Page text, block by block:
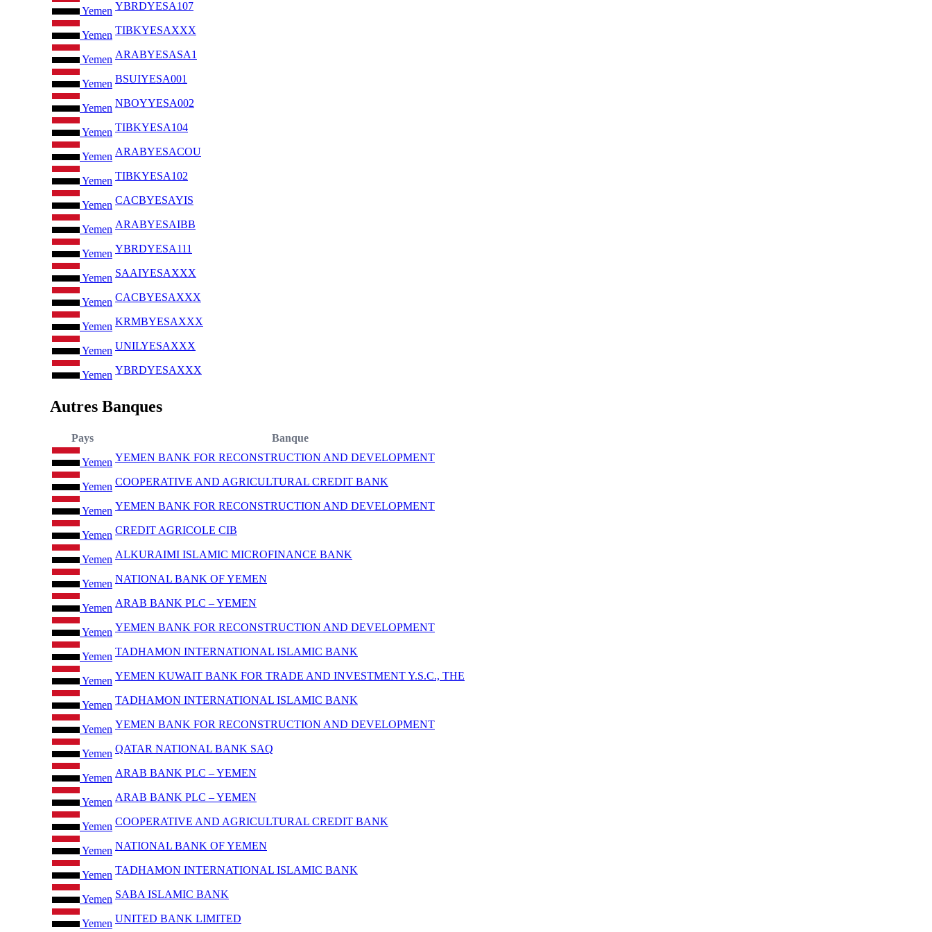
Yemen YBRDYESA107
Yemen TIBKYESAXXX
Yemen ARABYESASA1
Yemen BSUIYESA001
Yemen NBOYYESA002
Yemen TIBKYESA104
Yemen ARABYESACOU
Yemen TIBKYESA102
Yemen CACBYESAYIS
Yemen ARABYESAIBB
Yemen YBRDYESA111
Yemen SAAIYESAXXX
Yemen CACBYESAXXX
Yemen KRMBYESAXXX
Yemen UNILYESAXXX
Yemen YBRDYESAXXX
Autres Banques
Pays Banque
Yemen YEMEN BANK FOR RECONSTRUCTION AND DEVELOPMENT
Yemen COOPERATIVE AND AGRICULTURAL CREDIT BANK
Yemen YEMEN BANK FOR RECONSTRUCTION AND DEVELOPMENT
Yemen CREDIT AGRICOLE CIB
Yemen ALKURAIMI ISLAMIC MICROFINANCE BANK
Yemen NATIONAL BANK OF YEMEN
Yemen ARAB BANK PLC – YEMEN
Yemen YEMEN BANK FOR RECONSTRUCTION AND DEVELOPMENT
Yemen TADHAMON INTERNATIONAL ISLAMIC BANK
Yemen YEMEN KUWAIT BANK FOR TRADE AND INVESTMENT Y.S.C., THE
Yemen TADHAMON INTERNATIONAL ISLAMIC BANK
Yemen YEMEN BANK FOR RECONSTRUCTION AND DEVELOPMENT
Yemen QATAR NATIONAL BANK SAQ
Yemen ARAB BANK PLC – YEMEN
Yemen ARAB BANK PLC – YEMEN
Yemen COOPERATIVE AND AGRICULTURAL CREDIT BANK
Yemen NATIONAL BANK OF YEMEN
Yemen TADHAMON INTERNATIONAL ISLAMIC BANK
Yemen SABA ISLAMIC BANK
Yemen UNITED BANK LIMITED